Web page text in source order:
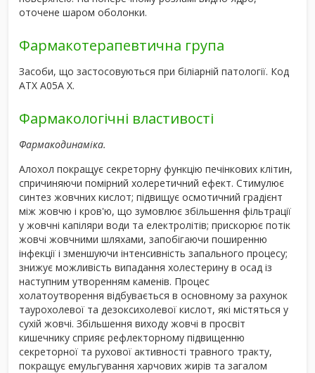
оточене шаром оболонки.
Фармакотерапевтична група
Засоби, що застосовуються при біліарній патології. Код
АТХ А05А Х.
Фармакологічні властивості
Фармакодинаміка.
Алохол покращує секреторну функцію печінкових клітин,
спричиняючи помірний холеретичний ефект. Стимулює
синтез жовчних кислот; підвищує осмотичний градієнт
між жовчю і кров'ю, що зумовлює збільшення фільтрації
у жовчні капіляри води та електролітів; прискорює потік
жовчі жовчними шляхами, запобігаючи поширенню
інфекції і зменшуючи інтенсивність запального процесу;
знижує можливість випадання холестерину в осад із
наступним утворенням каменів. Процес
холатоутворення відбувається в основному за рахунок
таурохолевої та дезоксихолевої кислот, які містяться у
сухій жовчі. Збільшення виходу жовчі в просвіт
кишечнику сприяє рефлекторному підвищенню
секреторної та рухової активності травного тракту,
покращує емульгування харчових жирів та загалом